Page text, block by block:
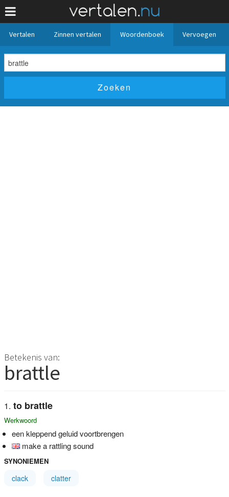
Vertalen Zinnen vertalen Woordenboek Vervoegen
Betekenis van:
brattle
to brattle
Werkwoord
een kleppend geluid voortbrengen
make a rattling sound
SYNONIEMEN
clack clatter